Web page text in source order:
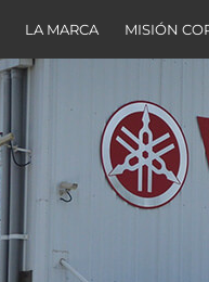
LA MARCA MISIÓN